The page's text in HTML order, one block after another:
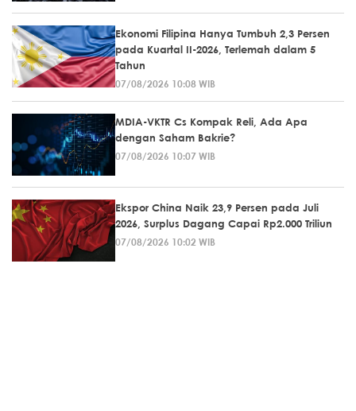
Ekonomi Filipina Hanya Tumbuh 2,3 Persen
pada Kuartal II-2026, Terlemah dalam 5
Tahun
07/08/2026 10:08 WIB
MDIA-VKTR Cs Kompak Reli, Ada Apa
dengan Saham Bakrie?
07/08/2026 10:07 WIB
Ekspor China Naik 23,9 Persen pada Juli
2026, Surplus Dagang Capai Rp2.000 Triliun
07/08/2026 10:02 WIB